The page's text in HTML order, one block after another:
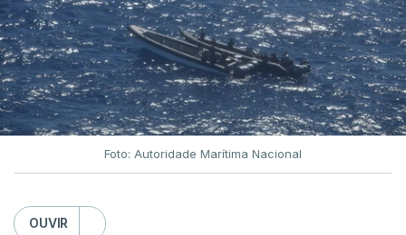
Foto: Autoridade Marítima Nacional
OUVIR